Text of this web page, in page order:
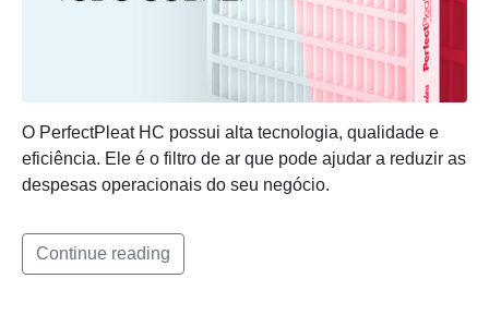
O PerfectPleat HC possui alta tecnologia, qualidade e
eficiência. Ele é o filtro de ar que pode ajudar a reduzir as
despesas operacionais do seu negócio.
Continue reading